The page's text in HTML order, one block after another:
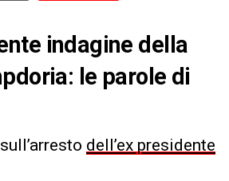
indagine della
le parole di
dell’ex presidente